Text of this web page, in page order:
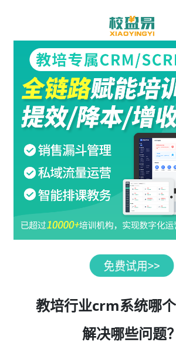
教培行业crm系统哪
解决哪些问题？